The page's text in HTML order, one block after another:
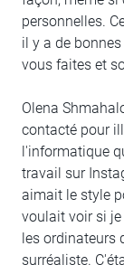
personnelles.
il y a de
vous faites et
Olena
contacté pour
l'informatique
travail sur
aimait le style
voulait voir si
les ordinateurs
surréaliste.